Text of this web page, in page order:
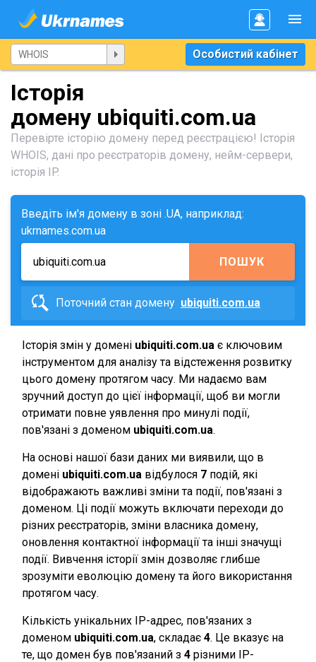
Особистий кабінет
Історія
домену ubiquiti.com.ua
Перевірте історію домену перед реєстрацією! Історія
WHOIS, дані про реєстраторів домену, нейм-сервери,
історія IP.
Введіть ім'я домену в зоні .UA, наприклад:
ukrnames.com.ua
ПОШУК
Поточний стан домену ubiquiti.com.ua
Історія змін у домені ubiquiti.com.ua є ключовим
інструментом для аналізу та відстеження розвитку
цього домену протягом часу. Ми надаємо вам
зручний доступ до цієї інформації, щоб ви могли
отримати повне уявлення про минулі події,
пов'язані з доменом ubiquiti.com.ua.
На основі нашої бази даних ми виявили, що в
домені ubiquiti.com.ua відбулося 7 подій, які
відображають важливі зміни та події, пов'язані з
доменом. Ці події можуть включати переходи до
різних реєстраторів, зміни власника домену,
оновлення контактної інформації та інші значущі
події. Вивчення історії змін дозволяє глибше
зрозуміти еволюцію домену та його використання
протягом часу.
Кількість унікальних IP-адрес, пов'язаних з
доменом ubiquiti.com.ua, складає 4. Це вказує на
те, що домен був пов'язаний з 4 різними IP-